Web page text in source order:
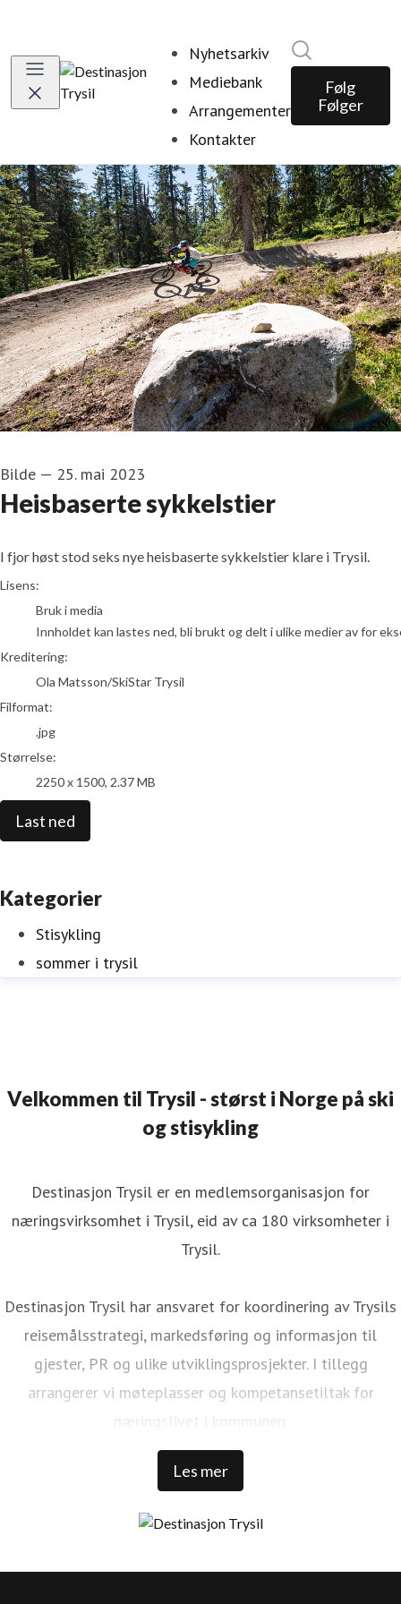
Nyhetsarkiv
Mediebank
Arrangementer
Kontakter
Følg
Følger
Bilde — 25. mai 2023
Heisbaserte sykkelstier
I fjor høst stod seks nye heisbaserte sykkelstier klare i Trysil.
Ola Matsson/SkiStar Trysil
Lisens:
Bruk i media
Innholdet kan lastes ned, bli brukt og delt i ulike medier av for
Kreditering:
Ola Matsson/SkiStar Trysil
Filformat:
.jpg
Størrelse:
2250 x 1500, 2.37 MB
Last ned
Kategorier
Stisykling
sommer i trysil
Velkommen til Trysil - størst i Norge på ski
og stisykling
Les mer
Destinasjon Trysil er en medlemsorganisasjon for
næringsvirksomhet i Trysil, eid av ca 180 virksomheter i
Trysil.
Destinasjon Trysil har ansvaret for koordinering av Trysils
reisemålsstrategi, markedsføring og informasjon til
gjester, PR og ulike utviklingsprosjekter. I tillegg
arrangerer vi møteplasser og kompetansetiltak for
næringslivet i kommunen.
Trysil er Norges største ski- og stisykkeldestinasjon. Vi har
Trysilfjellet, over 1 300 000 skidager, 456 millioner NOK i